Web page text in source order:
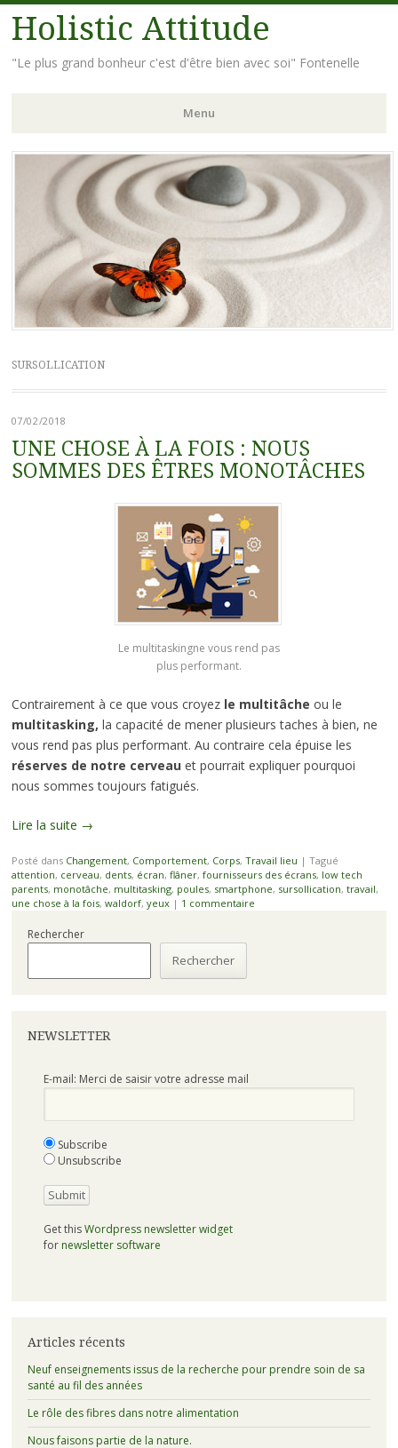
Holistic Attitude
"Le plus grand bonheur c'est d'être bien avec soi" Fontenelle
Menu
Aller
principal
SURSOLLICATION
07/02/2018
UNE CHOSE À LA FOIS : NOUS
SOMMES DES ÊTRES MONOTÂCHES
Le multitaskingne vous rend pas
plus performant.
Contrairement à ce que vous croyez le multitâche ou le
multitasking, la capacité de mener plusieurs taches à bien, ne
vous rend pas plus performant. Au contraire cela épuise les
réserves de notre cerveauet pourrait expliquer pourquoi
nous sommes toujours fatigués.
Lire la suite →
Posté dans Changement, Comportement, Corps, Travail lieu | Tagué
attention, cerveau, dents, écran, flâner, fournisseurs des écrans, low tech
parents, monotâche, multitasking, poules, smartphone, sursollication, travail,
une chose à la fois, waldorf, yeux | 1 commentaire
Rechercher
Rechercher
NEWSLETTER
E-mail: Merci de saisir votre adresse mail
Subscribe
Unsubscribe
Get thisWordpress newsletter widget
for newsletter software
Articles récents
Neuf enseignements issus de la recherche pour prendre soin de sa
santé au fil des années
Le rôle des fibres dans notre alimentation
Nous faisons partie de la nature.